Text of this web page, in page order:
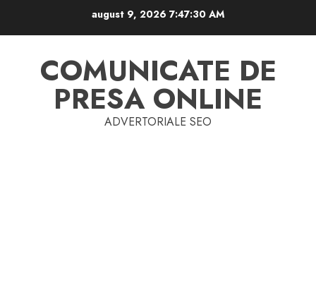
august 9, 2026 7:47:30 AM
COMUNICATE DE
PRESA ONLINE
ADVERTORIALE SEO